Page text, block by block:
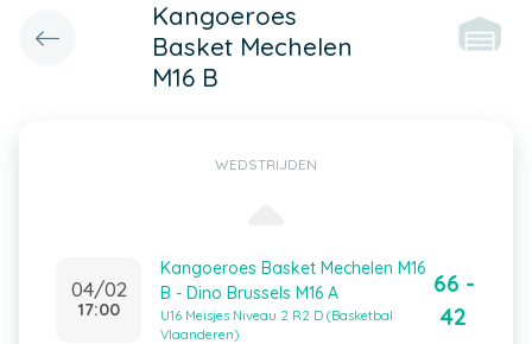
Kangoeroes
Basket Mechelen
M16 B
WEDSTRIJDEN
04/02
17:00
Kangoeroes Basket Mechelen M16
B - Dino Brussels M16 A
U16 Meisjes Niveau 2 R2 D (Basketbal
Vlaanderen)
66 -
42